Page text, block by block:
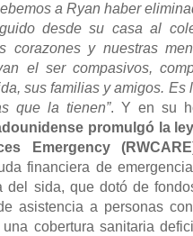
a Ryan haber
desde su casa al
corazones y nuestras
el ser compasivos,
sus familias y amigos. Es
que la tienen”. Y en su
promulgó la
Emergency
financiera de
del sida, que dotó de
asistencia a personas
cobertura sanitaria